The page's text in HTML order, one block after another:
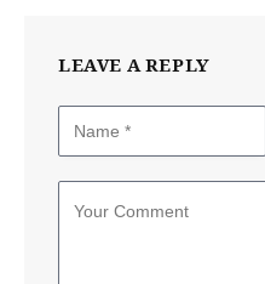
LEAVE A REPLY